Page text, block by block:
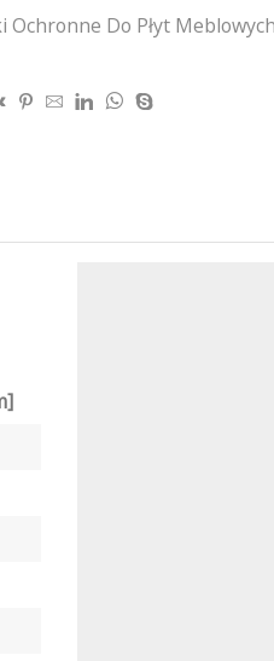
Ochronne Do Płyt Meblowych